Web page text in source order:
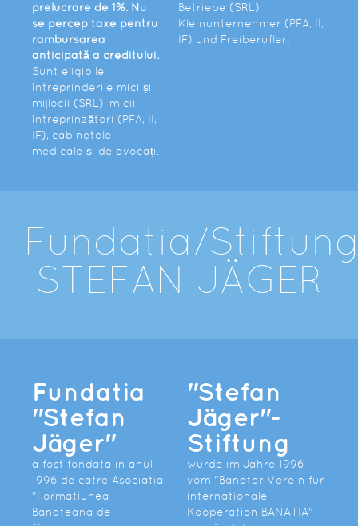
prelucrare de 1%. Nu
se percep taxe pentru
rambursarea
anticipată a creditului.
Sunt eligibile
întreprinderile mici și
mijlocii (SRL), micii
întreprinzători (PFA, II,
IF), cabinetele
medicale și de avocați.
Betriebe (SRL),
Kleinunternehmer (PFA, II,
IF) und Freiberufler.
Fundatia/
STEFAN JÄGER
Fundatia
"Stefan
Jäger"
a fost fondata in anul
1996 de catre Asociatia
"Formatiunea
Banateana de
"Stefan
Jäger"-
Stiftung
wurde im Jahre 1996
vom "Banater Verein für
internationale
Kooperation BANATIA"